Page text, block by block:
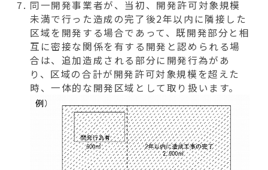
同一開発事業者が、当初、開発許可対象規模
未満で行った造成の完了後2年以内に隣接した
区域を開発する場合であって、既開発部分と相
互に密接な関係を有する開発と認められる場
合は、追加造成される部分に開発行為があ
り、区域の合計が開発許可対象規模を超えた
時、一体的な開発区域として取り扱います。